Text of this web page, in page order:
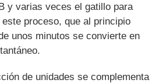
y varias veces el gatillo para
proceso, que al principio
unos minutos se convierte en
de unidades se complementa